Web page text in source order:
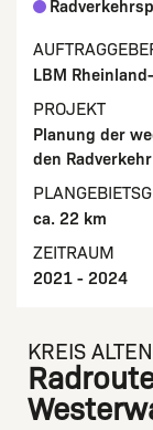
LBM
PROJEKT
Planung der
den
ca. 22 km
ZEITRAUM
2021 - 2024
KREIS